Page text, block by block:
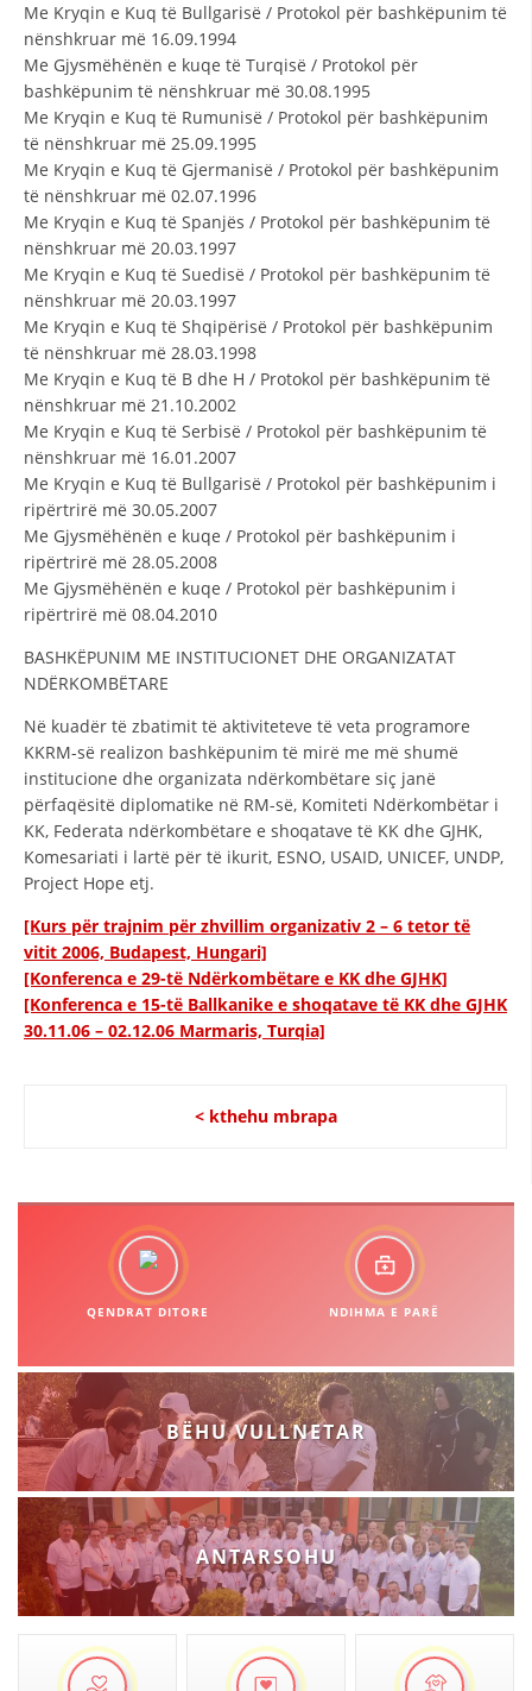
VEPRIMTARI
DORACAKË
STRATEGJI
MATERIAL EDUKATIVO INFORMATIV
BROCHURES
PRESENTATIONS
Me Kryqin e Kuq të Bullgarisë / Protokol për bashkëpunim të
nënshkruar më 16.09.1994
Me Gjysmëhënën e kuqe të Turqisë / Protokol për
bashkëpunim të nënshkruar më 30.08.1995
Me Kryqin e Kuq të Rumunisë / Protokol për bashkëpunim
të nënshkruar më 25.09.1995
Me Kryqin e Kuq të Gjermanisë / Protokol për bashkëpunim
të nënshkruar më 02.07.1996
Me Kryqin e Kuq të Spanjës / Protokol për bashkëpunim të
nënshkruar më 20.03.1997
Me Kryqin e Kuq të Suedisë / Protokol për bashkëpunim të
nënshkruar më 20.03.1997
Me Kryqin e Kuq të Shqipërisë / Protokol për bashkëpunim
të nënshkruar më 28.03.1998
Me Kryqin e Kuq të B dhe H / Protokol për bashkëpunim të
nënshkruar më 21.10.2002
Me Kryqin e Kuq të Serbisë / Protokol për bashkëpunim të
nënshkruar më 16.01.2007
Me Kryqin e Kuq të Bullgarisë / Protokol për bashkëpunim i
ripërtrirë më 30.05.2007
Me Gjysmëhënën e kuqe / Protokol për bashkëpunim i
ripërtrirë më 28.05.2008
Me Gjysmëhënën e kuqe / Protokol për bashkëpunim i
ripërtrirë më 08.04.2010
BASHKËPUNIM ME INSTITUCIONET DHE ORGANIZATAT
NDËRKOMBËTARE
Në kuadër të zbatimit të aktiviteteve të veta programore
KKRM-së realizon bashkëpunim të mirë me më shumë
institucione dhe organizata ndërkombëtare siç janë
përfaqësitë diplomatike në RM-së, Komiteti Ndërkombëtar i
KK, Federata ndërkombëtare e shoqatave të KK dhe GJHK,
Komesariati i lartë për të ikurit, ESNO, USAID, UNICEF, UNDP,
Project Hope etj.
[Kurs për trajnim për zhvillim organizativ 2 – 6 tetor të
vitit 2006, Budapest, Hungari]
[Konferenca e 29-të Ndërkombëtare e KK dhe GJHK]
[Konferenca e 15-të Ballkanike e shoqatave të KK dhe GJHK
30.11.06 – 02.12.06 Marmaris, Turqiа]
< kthehu mbrapa
QENDRAT DITORE NDIHMA E PARË
BËHU VULLNETAR
ANTARSOHU